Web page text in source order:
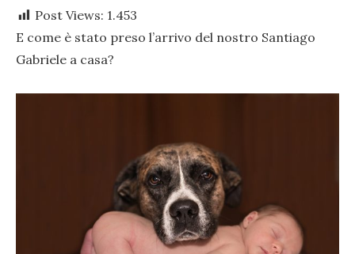
Post Views: 1.453
E come è stato preso l’arrivo del nostro Santiago
Gabriele a casa?